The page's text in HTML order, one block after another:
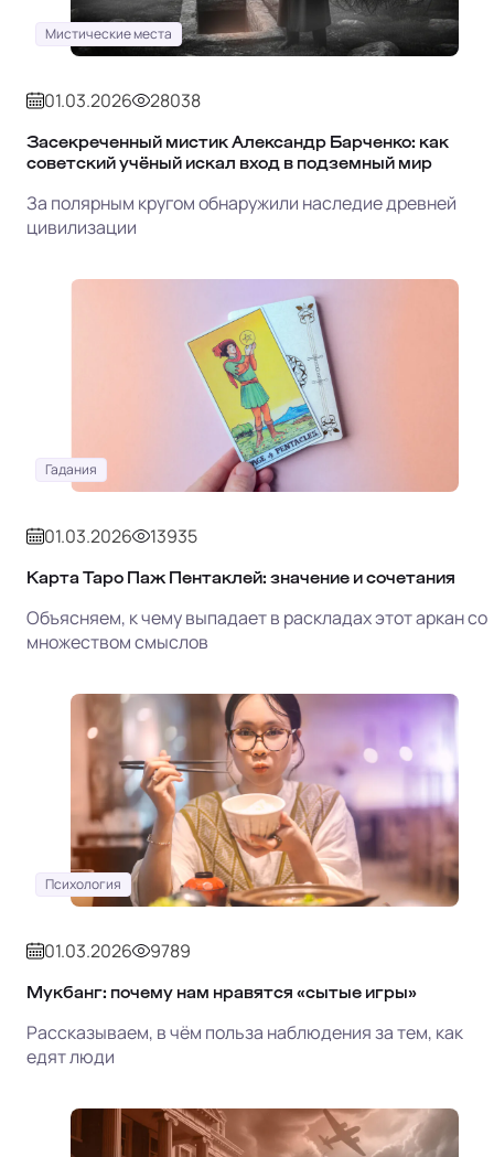
Мистические места
01.03.2026 28038
Засекреченный мистик Александр Барченко: как
советский учёный искал вход в подземный мир
За полярным кругом обнаружили наследие древней
цивилизации
Гадания
01.03.2026 13935
Карта Таро Паж Пентаклей: значение и сочетания
Объясняем, к чему выпадает в раскладах этот аркан со
множеством смыслов
Психология
01.03.2026 9789
Мукбанг: почему нам нравятся «сытые игры»
Рассказываем, в чём польза наблюдения за тем, как
едят люди